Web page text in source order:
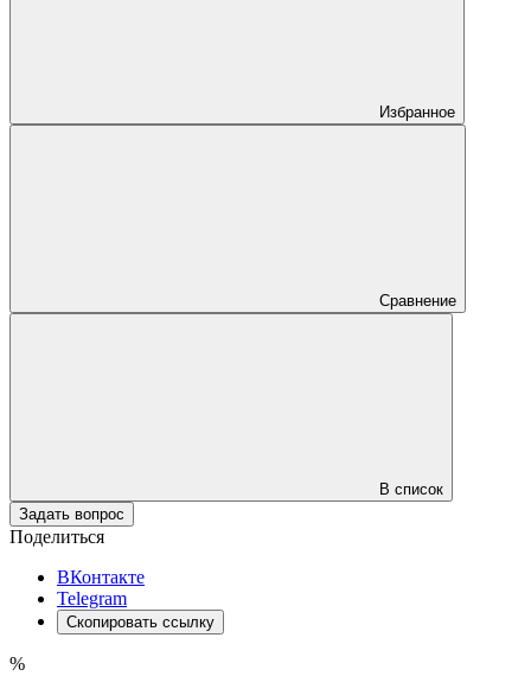
Избранное
Сравнение
В список
Задать вопрос
Поделиться
ВКонтакте
Telegram
Скопировать ссылку
%